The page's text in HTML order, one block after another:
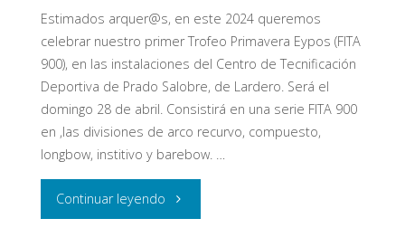
Estimados arquer@s, en este 2024 queremos
celebrar nuestro primer Trofeo Primavera Eypos (FITA
900), en las instalaciones del Centro de Tecnificación
Deportiva de Prado Salobre, de Lardero. Será el
domingo 28 de abril. Consistirá en una serie FITA 900
en ,las divisiones de arco recurvo, compuesto,
longbow, institivo y barebow. …
Continuar leyendo "1er